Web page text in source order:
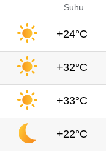
Suhu
+24°C
+32°C
+33°C
+22°C